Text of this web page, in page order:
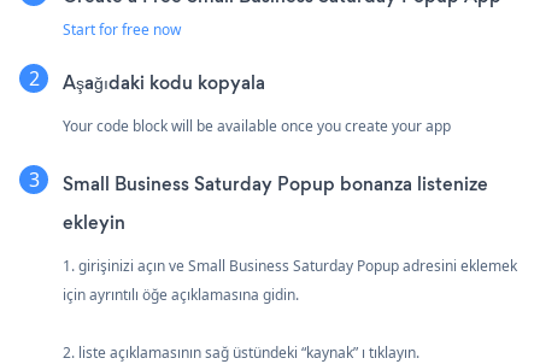
Start for free now
Aşağıdaki kodu kopyala
Your code block will be available once you create your app
Small Business Saturday Popup bonanza listenize
ekleyin
1. girişinizi açın ve Small Business Saturday Popup adresini eklemek
için ayrıntılı öğe açıklamasına gidin.
2. liste açıklamasının sağ üstündeki “kaynak” ı tıklayın.